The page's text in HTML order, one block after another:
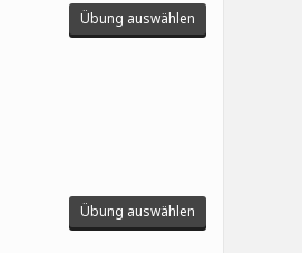
Übung auswählen
Übung auswählen